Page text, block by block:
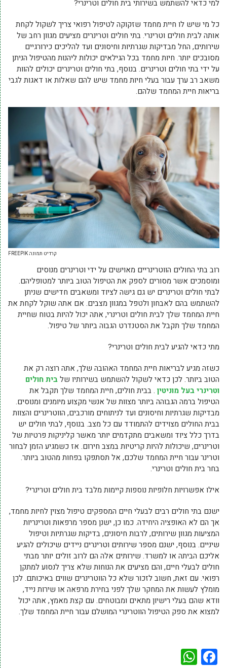
למי כדאי להשתמש בשירותי בית חולים וטרינרי?
כל מי שיש לו חיית מחמד שזקוקה לטיפול רפואי צריך לשקול לקחת
אותה לבית חולים וטרינרי. בתי חולים וטרינרים מציעים מגוון רחב של
שירותים, החל מבדיקות שגרתיות וחיסונים ועד להליכים כירורגיים
מסובכים יותר. חיות מחמד בכל הגילאים יכולות ליהנות מהטיפול הניתן
על ידי בתי חולים וטרינרים. בנוסף, בתי חולים וטרינרים יכולים להוות
משאב רב ערך עבור בעלי חיות מחמד שיש להם שאלות או דאגות לגבי
בריאות חיית המחמד שלהם.
קרדיט תמונה FREEPIK
רוב בתי החולים הווטרינריים מאוישים על ידי וטרינרים מנוסים
ומוסמכים אשר מסורים לספק את הטיפול הטוב ביותר למטופליהם.
לבתי חולים וטרינרים יש גם גישה לציוד ומשאבים חדישים שניתן
להשתמש בהם לאבחון ולטפל במגוון מצבים. אם אתה שוקל לקחת את
חיית המחמד שלך לבית חולים וטרינרי, אתה יכול להיות בטוח שחיית
המחמד שלך תקבל את הסטנדרט הגבוה ביותר של טיפול.
מתי כדאי להגיע לבית חולים וטרינרי?
כשזה מגיע לבריאות חיית המחמד האהובה שלך, אתה רוצה רק את
הטוב ביותר. לכן כדאי לשקול להשתמש בשירותיו שלבית חולים
וטרינרי בעל מוניטין . בבית חולים, חיית המחמד שלך תקבל את
הטיפול ברמה הגבוהה ביותר מצוות של אנשי מקצוע מיומנים ומנוסים.
מבדיקות שגרתיות וחיסונים ועד לניתוחים מורכבים, הווטרינרים והצוות
בבית החולים מצוידים להתמודד עם כל מצב. בנוסף, לבתי חולים יש
בדרך כלל ציוד ומשאבים מתקדמים יותר מאשר קליניקות פרטיות של
וטרינרים, שיכולות להיות קריטיות במצב חירום. אז כשמגיע הזמן לבחור
וטרינר עבור חיית המחמד שלכם, אל תסתפקו בפחות מהטוב ביותר.
בחר בית חולים וטרינרי.
אילו אפשרויות חלופיות נוספות קיימות מלבד בית חולים וטרינרי?
ישנם בתי חולים רבים לבעלי חיים המספקים טיפול מצוין לחיות מחמד,
אך הם לא האופציה היחידה. כמו כן, ישנן מספר מרפאות וטרינריות
המציעות מגוון שירותים, לרבות חיסונים, בדיקות שגרתיות וטיפול
שיניים. בנוסף, ישנם מספר שירותים וטרינרים ניידים שיכולים להגיע
אליכם הביתה או למשרד. שירותים אלה הם לרוב זולים יותר מבתי
חולים לבעלי חיים, והם מציעים את הנוחות שלא צריך לנסוע למתקן
רפואי. עם זאת, חשוב לזכור שלא כל הווטרינרים שווים באיכותם. לכן
מומלץ לעשות את המחקר שלך לפני בחירת מרפאה או שירות נייד,
וודא שהם בעלי רישיון מתאים ומבוטחים. עם קצת מאמץ, אתה יכול
למצוא את ספק הטיפול הווטרינרי המושלם עבור חיית המחמד שלך.
Facebook